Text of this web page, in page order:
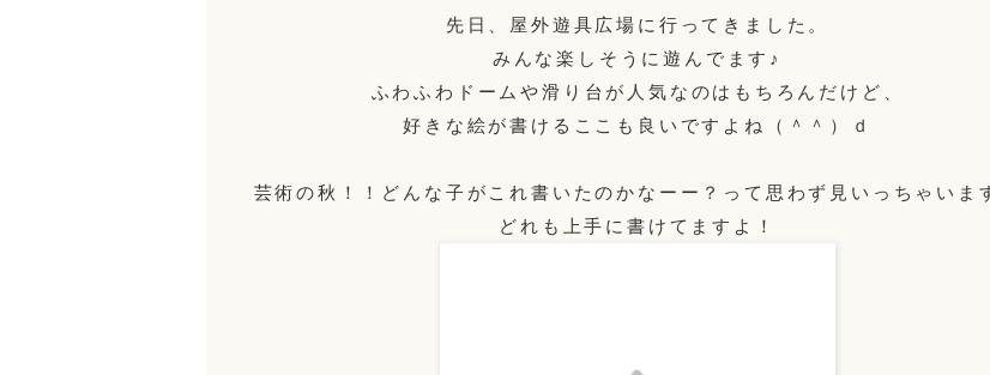
先日、屋外遊具広場に行ってきました。
みんな楽しそうに遊んでます♪
ふわふわドームや滑り台が人気なのはもちろんだけど、
好きな絵が書けるここも良いですよね（＾＾）ｄ
芸術の秋！！どんな子がこれ書いたのかなーー？って思わず見いっちゃいま
どれも上手に書けてますよ！